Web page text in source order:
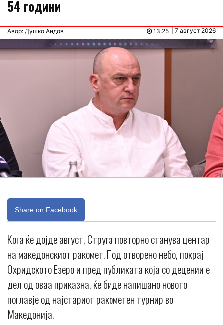
54 години
Авор: Душко Андов | 7 август 2026
13:25
Share on Facebook
Кога ќе дојде август, Струга повторно станува центар
на македонскиот ракомет. Под отворено небо, покрај
Охридското Езеро и пред публиката која со децении е
дел од оваа приказна, ќе биде напишано новото
поглавје од најстариот ракометен турнир во
Македонија.